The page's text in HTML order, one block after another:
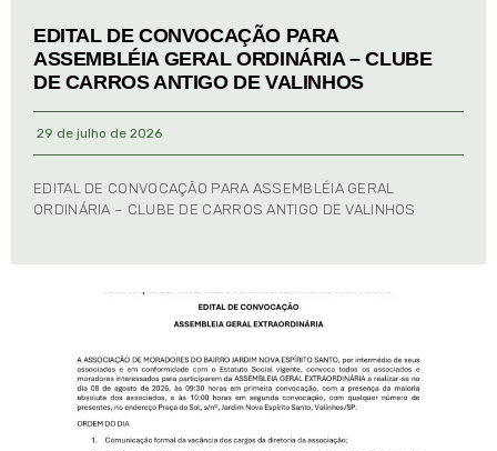
EDITAL DE CONVOCAÇÃO PARA
ASSEMBLÉIA GERAL ORDINÁRIA – CLUBE
DE CARROS ANTIGO DE VALINHOS
29 de julho de 2026
EDITAL DE CONVOCAÇÃO PARA ASSEMBLÉIA GERAL
ORDINÁRIA – CLUBE DE CARROS ANTIGO DE VALINHOS